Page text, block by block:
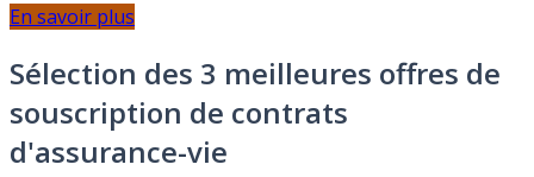
En savoir plus
Sélection des 3 meilleures offres de
souscription de contrats
d'assurance-vie